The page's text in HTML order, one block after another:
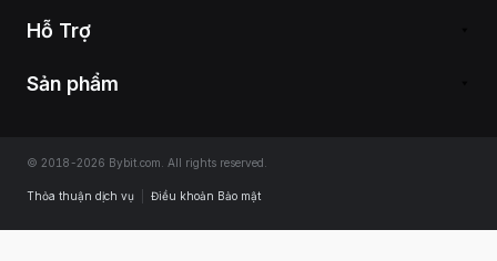
Hỗ Trợ
Sản phẩm
© 2018-2026 Bybit.com. All rights reserved.
Thỏa thuận dịch vụ Điều khoản Bảo mật